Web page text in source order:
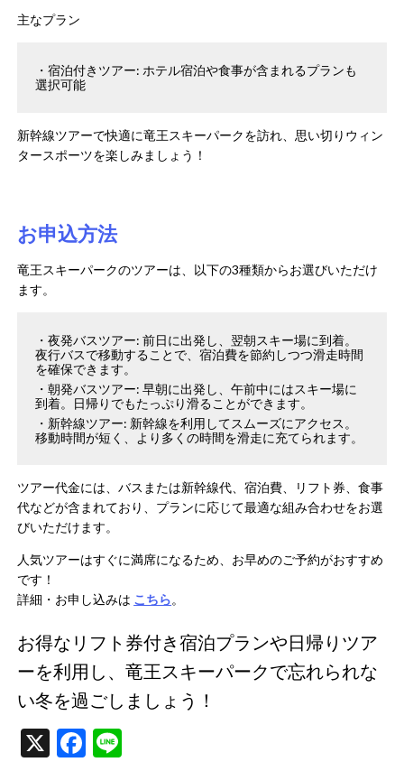
主なプラン
宿泊付きツアー: ホテル宿泊や食事が含まれるプランも
選択可能
新幹線ツアーで快適に竜王スキーパークを訪れ、思い切りウィン
タースポーツを楽しみましょう！
お申込方法
竜王スキーパークのツアーは、以下の3種類からお選びいただけ
ます。
夜発バスツアー: 前日に出発し、翌朝スキー場に到着。
夜行バスで移動することで、宿泊費を節約しつつ滑走時間
を確保できます。
朝発バスツアー: 早朝に出発し、午前中にはスキー場に
到着。日帰りでもたっぷり滑ることができます。
新幹線ツアー: 新幹線を利用してスムーズにアクセス。
移動時間が短く、より多くの時間を滑走に充てられます。
ツアー代金には、バスまたは新幹線代、宿泊費、リフト券、食事
代などが含まれており、プランに応じて最適な組み合わせをお選
びいただけます。
人気ツアーはすぐに満席になるため、お早めのご予約がおすすめ
です！
詳細・お申し込みは こちら。
お得なリフト券付き宿泊プランや日帰りツア
ーを利用し、竜王スキーパークで忘れられな
い冬を過ごしましょう！
X Facebook